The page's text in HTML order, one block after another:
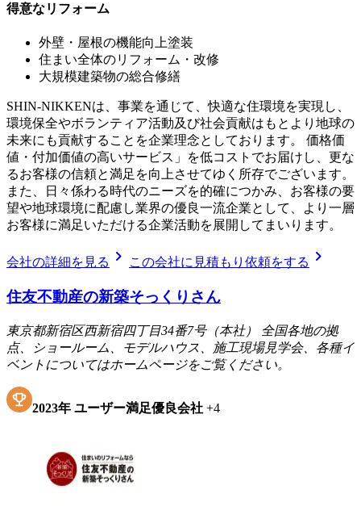
得意なリフォーム
外壁・屋根の機能向上塗装
住まい全体のリフォーム・改修
大規模建築物の総合修繕
SHIN-NIKKENは、事業を通じて、快適な住環境を実現し、
環境保全やボランティア活動及び社会貢献はもとより地球の
未来にも貢献することを企業理念としております。 価格価
値・付加価値の高いサービス」を低コストでお届けし、更な
るお客様の信頼と満足を向上させてゆく所存でございます。
また、日々係わる時代のニーズを的確につかみ、お客様の要
望や地球環境に配慮し業界の優良一流企業として、より一層
お客様に満足いただける企業活動を展開してまいります。
会社の詳細を見る chevron_right この会社に見積もり依頼をする chevron_right
住友不動産の新築そっくりさん
東京都新宿区西新宿四丁目34番7号（本社） 全国各地の拠
点、ショールーム、モデルハウス、施工現場見学会、各種イ
ベントについてはホームページをご覧ください。
2023年 ユーザー満足優良会社 +4